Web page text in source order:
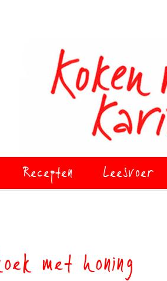
Recepten Leesvoer
met honing